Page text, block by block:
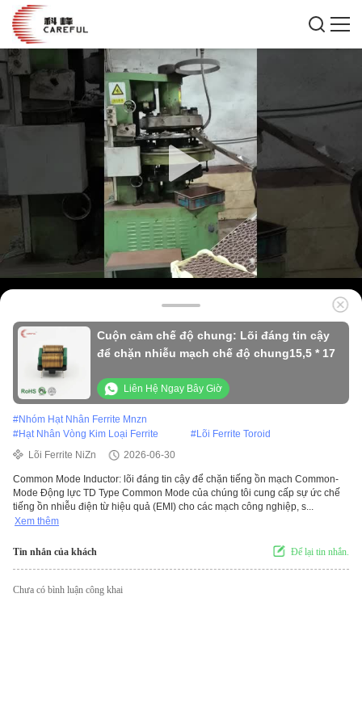
Cuộn cảm chế độ chung: Lõi đáng tin cậy
để chặn nhiễu mạch chế độ chung15,5 * 17
Liên Hệ Ngay Bây Giờ
#Nhóm Hạt Nhân Ferrite Mnzn
#Hạt Nhân Vòng Kim Loại Ferrite #Lõi Ferrite Toroid
Lõi Ferrite NiZn
2026-06-30
Common Mode Inductor: lõi đáng tin cậy để chặn tiếng ồn mạch Common-
Mode Động lực TD Type Common Mode của chúng tôi cung cấp sự ức chế
tiếng ồn nhiễu điện từ hiệu quả (EMI) cho các mạch công nghiệp, s...
Xem thêm
Tin nhắn của khách Để lại tin nhắn.
Chưa có bình luận công khai